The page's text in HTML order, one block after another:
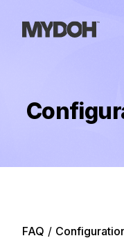
content
FAQ /